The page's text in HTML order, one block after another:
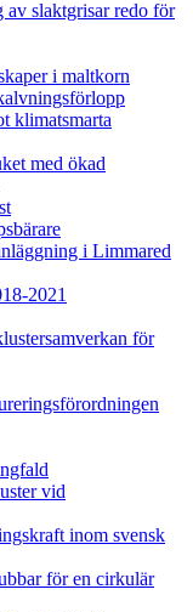
slaktgrisar redo för
i maltkorn
klimatsmarta
med ökad
i Limmared
2021
för
vid
inom svensk
för en cirkulär